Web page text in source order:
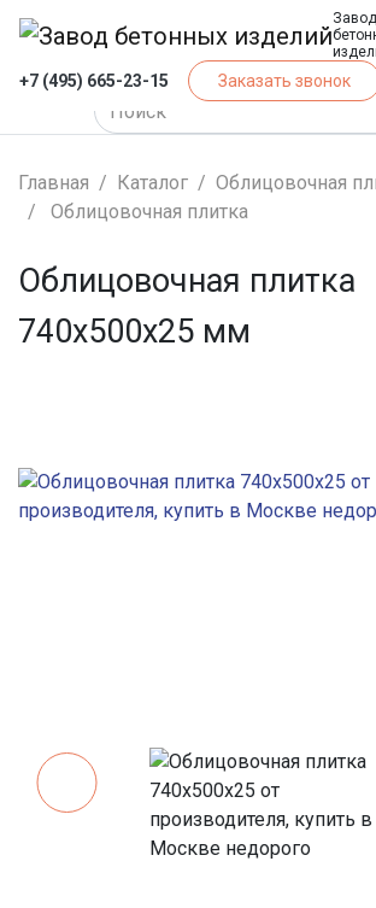
Завод
+7 (495) 665-23-15 Заказать звонок
Главная Каталог
Облицовочная
Облицовочная плитка
Облицовочная плитка
740х500х25 мм